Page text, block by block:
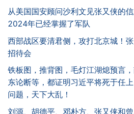
从美国国安顾问沙利文见张又侠的
2024年已经掌握了军队
西部战区要清君侧，攻打北京城！
招待会
铁板图，推背图，毛灯江湖熄预言
东论断等，都证明习近平将死于任
问题，天下大乱！
刘源、胡德平、邓朴方、张又侠和